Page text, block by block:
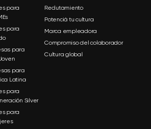
para
para
para
para
Latina
para
Silver
para
Reclutamiento
Potenciá tu cultura
Marca empleadora
Compromiso del colaborador
Cultura global